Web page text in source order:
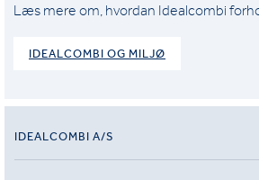
Læs mere om, hvordan Idealcombi
IDEALCOMBI OG MILJØ
IDEALCOMBI A/S